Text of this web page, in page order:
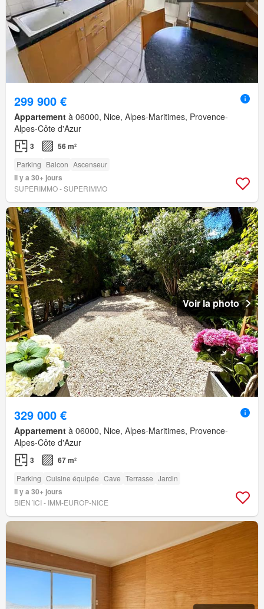
299 900 €
Appartement à 06000, Nice, Alpes-Maritimes, Provence-
Alpes-Côte d'Azur
3 56 m²
Parking Balcon Ascenseur
Il y a 30+ jours
SUPERIMMO - SUPERIMMO
Voir la photo
329 000 €
Appartement à 06000, Nice, Alpes-Maritimes, Provence-
Alpes-Côte d'Azur
3 67 m²
Parking Cuisine équipée Cave Terrasse Jardin
Il y a 30+ jours
BIEN´ICI - IMM-EUROP-NICE